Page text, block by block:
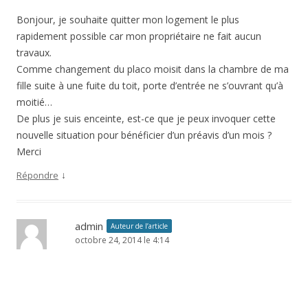
Bonjour, je souhaite quitter mon logement le plus
rapidement possible car mon propriétaire ne fait aucun
travaux.
Comme changement du placo moisit dans la chambre de ma
fille suite à une fuite du toit, porte d’entrée ne s’ouvrant qu’à
moitié…
De plus je suis enceinte, est-ce que je peux invoquer cette
nouvelle situation pour bénéficier d’un préavis d’un mois ?
Merci
Répondre ↓
admin Auteur de l’article
octobre 24, 2014 le 4:14